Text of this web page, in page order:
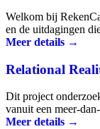
Welkom bij
en de uitdagingen
Meer details →
Relational
Dit project
vanuit een meer-
Meer details →